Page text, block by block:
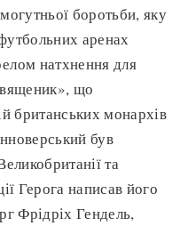
боротьби, яку
аренах
натхнення для
що
британських монархів
був
та
Герога написав його
Фрідріх Гендель,